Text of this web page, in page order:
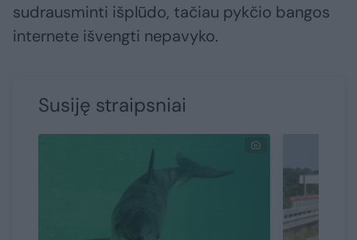
sudrausminti išplūdo, tačiau pykčio bangos
internete išvengti nepavyko.
Susiję straipsniai